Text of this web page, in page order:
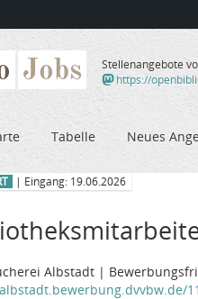
Jobs
Stellenangebote
https://
Tabelle Neues
| Eingang: 19.06.2026
Albstadt |